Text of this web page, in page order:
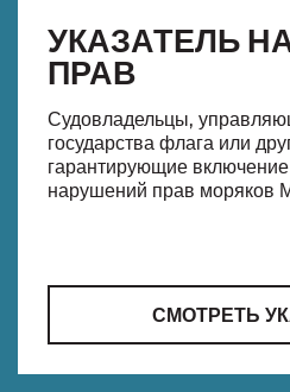
УКАЗАТЕЛЬ
ПРАВ
Судовладельцы,
государства флага или
гарантирующие включение
нарушений прав моряков
СМОТРЕТЬ